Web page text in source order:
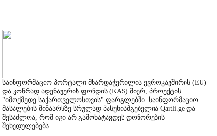
საინფორმაციო პორტალი მხარდაჭერილია ევროკავშირის (EU)
და კონრად ადენაუერის ფონდის (KAS) მიერ, პროექტის
"იმოქმედე საქართველოსთვის" ფარგლებში. საინფორმაციო
მასალების შინაარსზე სრულად პასუხისმგებელია Qartli.ge და
შესაძლოა, რომ იგი არ გამოხატავდეს დონორების
შეხედულებებს.